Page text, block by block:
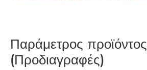
Παράμετρος προϊόντος
(Προδιαγραφές)